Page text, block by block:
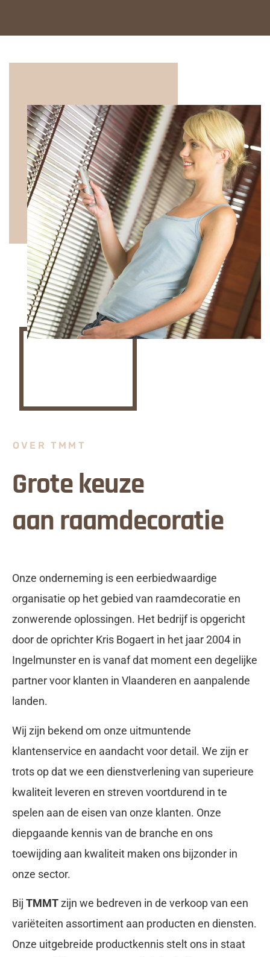
OVER TMMT
Grote keuze
aan raamdecoratie
Onze onderneming is een eerbiedwaardige
organisatie op het gebied van raamdecoratie en
zonwerende oplossingen. Het bedrijf is opgericht
door de oprichter Kris Bogaert in het jaar 2004 in
Ingelmunster en is vanaf dat moment een degelijke
partner voor klanten in Vlaanderen en aanpalende
landen.
Wij zijn bekend om onze uitmuntende
klantenservice en aandacht voor detail. We zijn er
trots op dat we een dienstverlening van superieure
kwaliteit leveren en streven voortdurend in te
spelen aan de eisen van onze klanten. Onze
diepgaande kennis van de branche en ons
toewijding aan kwaliteit maken ons bijzonder in
onze sector.
Bij TMMTzijn we bedreven in de verkoop van een
variëteiten assortiment aan producten en diensten.
Onze uitgebreide productkennis stelt ons in staat